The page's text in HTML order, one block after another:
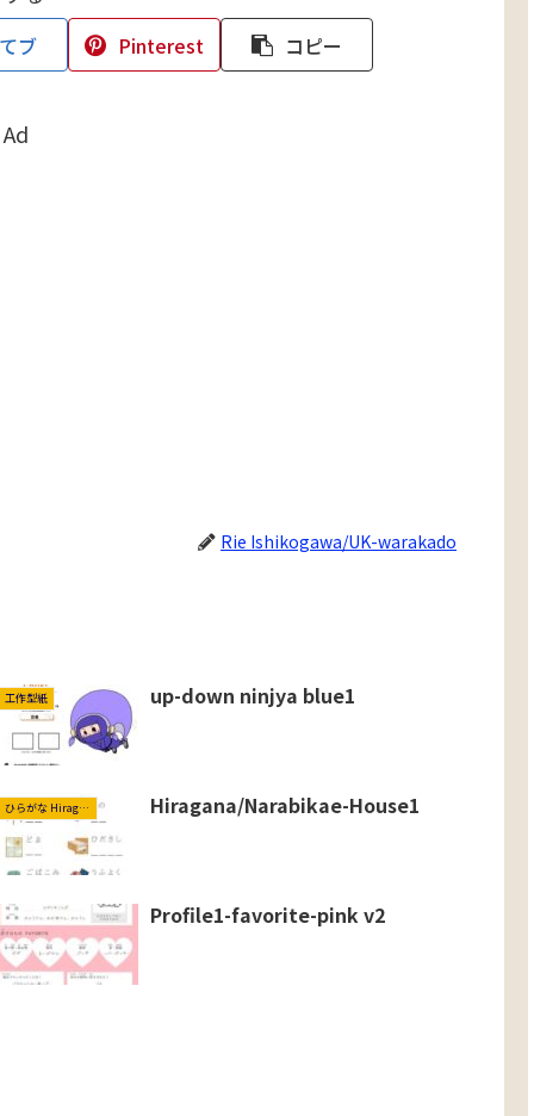
ブ Pinterest コピー
Rie Ishikogawa/UK-warakado
工作型紙 up-down ninjya blue1
ひらがな Hiragana Hiragana/Narabikae-House1
Profile1-favorite-pink v2